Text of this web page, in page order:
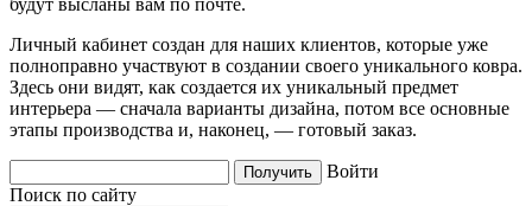
Личный кабинет создан для наших клиентов, которые уже
полноправно участвуют в создании своего уникального ковра.
Здесь они видят, как создается их уникальный предмет
интерьера — сначала варианты дизайна, потом все основные
этапы производства и, наконец, — готовый заказ.
Войти
Поиск по сайту